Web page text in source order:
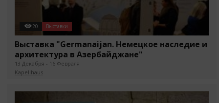
20 Выставки
Выставка "Germanaijan. Немецкое наследие и
архитектура в Азербайджане"
13 Декабря - 16 Февраля
Kapellhaus